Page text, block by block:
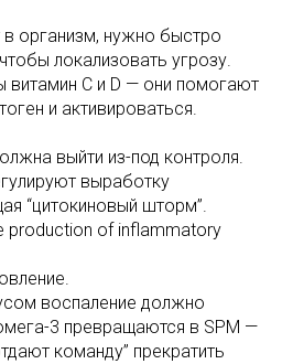
в организм, нужно быстро
локализовать угрозу.
C и D — они помогают
и активироваться.
выйти из-под контроля.
выработку
“цитокиновый шторм”.
production of inflammatory
воспаление должно
3 превращаются в SPM —
команду” прекратить